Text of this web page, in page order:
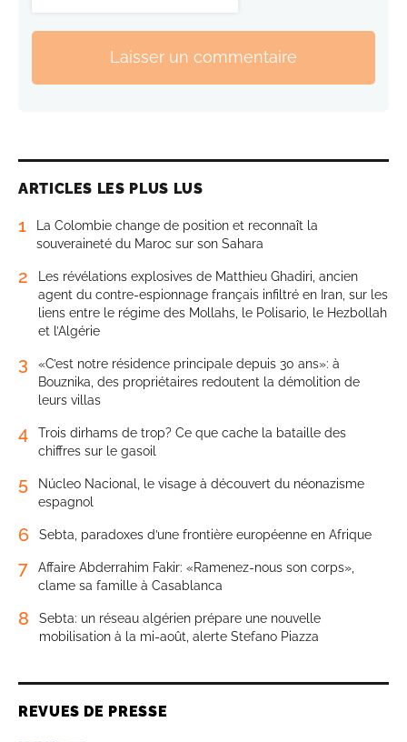
Laisser un commentaire
ARTICLES LES PLUS LUS
1
La Colombie change de position et reconnaît la
souveraineté du Maroc sur son Sahara
2
Les révélations explosives de Matthieu Ghadiri, ancien
agent du contre-espionnage français infiltré en Iran, sur les
liens entre le régime des Mollahs, le Polisario, le Hezbollah
et l’Algérie
3
«C’est notre résidence principale depuis 30 ans»: à
Bouznika, des propriétaires redoutent la démolition de
leurs villas
4
Trois dirhams de trop? Ce que cache la bataille des
chiffres sur le gasoil
5
Núcleo Nacional, le visage à découvert du néonazisme
espagnol
6 Sebta, paradoxes d’une frontière européenne en Afrique
7
Affaire Abderrahim Fakir: «Ramenez-nous son corps»,
clame sa famille à Casablanca
8
Sebta: un réseau algérien prépare une nouvelle
mobilisation à la mi-août, alerte Stefano Piazza
REVUES DE PRESSE